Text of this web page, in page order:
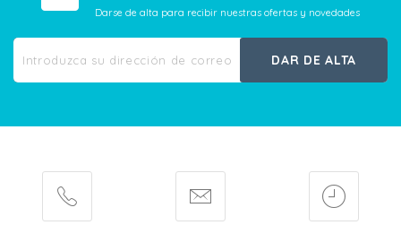
Darse de alta para recibir nuestras ofertas y novedades
DAR DE ALTA